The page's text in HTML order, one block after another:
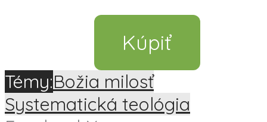
Kúpiť
Témy:Božia milosť
Systematická teológia